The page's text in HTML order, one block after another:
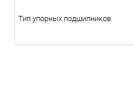
Тип упорных подшипников